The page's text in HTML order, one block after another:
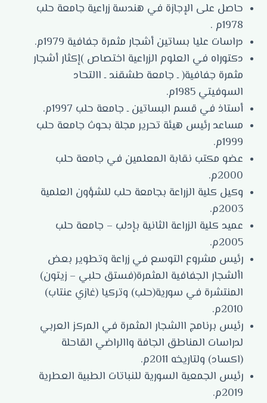
حاصل على الإجازة في هندسة زراعية جامعة حلب
1978م .
دراسات عليا بساتين أشجار مثمرة جفافية 1979م.
دكتوراه في العلوم الزراعية اختصاص )إكثار أشجار
مثمرة جفافية( ـ جامعة طشقند ـ االتحاد
السوفيتي 1985م.
أستاذ في قسم البساتين ـ جامعة حلب 1997م.
مساعد رئيس هيئة تحرير مجلة بحوث جامعة حلب
1999م.
عضو مكتب نقابة المعلمين في جامعة حلب
2000م.
وكيل كلية الزراعة بجامعة حلب للشؤون العلمية
2003م.
عميد كلية الزراعة الثانية بإدلب – جامعة حلب
2005م.
رئيس مشروع التوسع في زراعة وتطوير بعض
األشجار الجفافية المثمرة(فستق حلبي – زيتون)
المنتشرة في سورية(حلب) وتركيا (غازي عنتاب)
2010م.
رئيس برنامج االشجار المثمرة في المركز العربي
لدراسات المناطق الجافة واالراضي القاحلة
(اكساد) ولتاريخه 2011م.
رئيس الجمعية السورية للنباتات الطبية العطرية
2019م.